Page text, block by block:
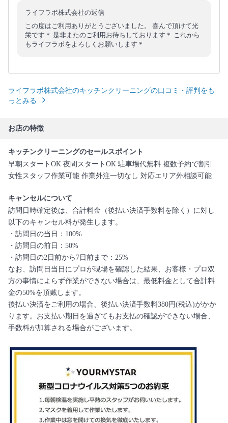
ライフラボ株式会社の返信
この度はご利用ありがとうございました。 喜んで頂けて光
栄です＊ 是非またのご利用お待ちしております＊ これから
もライフラボをよろしくお願いします＊
ライフラボ株式会社のキッチンクリーニングの口コミ・評判をも
っとみる
お店の特徴
キッチンクリーニングのセールスポイント
早朝スタートOK 夜間スタートOK 駐車場代無料 複数予約で割引
女性スタッフ作業可能 作業外注一切なし 対応エリア外相談可能
キャンセルについて
訪問日時確定後は、合計料金（後払い決済手数料を除く）に対し
以下のキャンセル料が発生します。
・訪問日の当日：100%
・訪問日の前日：50%
・訪問日の2日前から7日前まで：25%
なお、訪問日当日にプロが現場を確認した結果、お客様・プロ双
方の事情によらず作業ができない場合は、最低料金として合計料
金の50%を頂戴します。
後払い決済をご利用の場合、後払い決済手数料380円(税込)がかか
ります。お支払い期日を過ぎてもお支払の確認ができない場合、
手数料が加算される場合がございます。